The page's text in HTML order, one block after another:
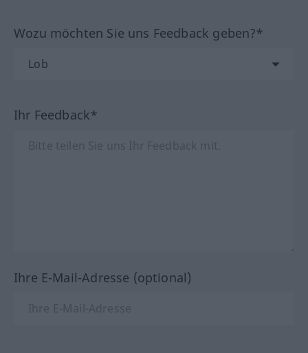
Wozu möchten Sie uns Feedback geben?*
Ihr Feedback*
Ihre E-Mail-Adresse (optional)